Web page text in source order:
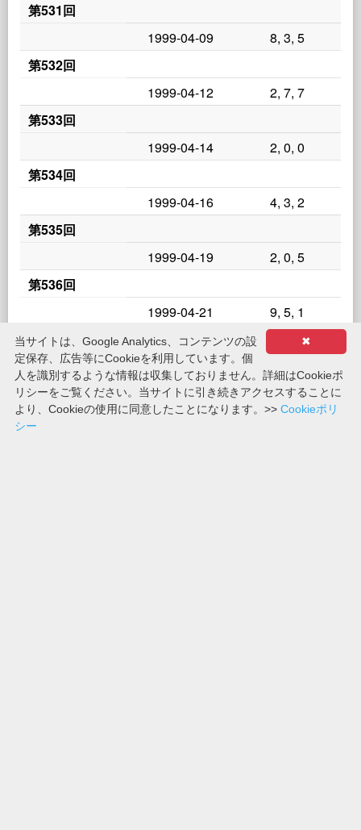
第531回
1999-04-09
8, 3, 5
第532回
1999-04-12
2, 7, 7
第533回
1999-04-14
2, 0, 0
第534回
1999-04-16
4, 3, 2
第535回
1999-04-19
2, 0, 5
第536回
1999-04-21
9, 5, 1
第537回
1999-04-23
9, 9, 8
第538回
1999-04-26
✖
当サイトは、Google Analytics、コンテンツの設
定保存、広告等にCookieを利用しています。個
人を識別するような情報は収集しておりません。詳細はCookieポ
リシーをご覧ください。当サイトに引き続きアクセスすることに
より、Cookieの使用に同意したことになります。>> Cookieポリ
シー